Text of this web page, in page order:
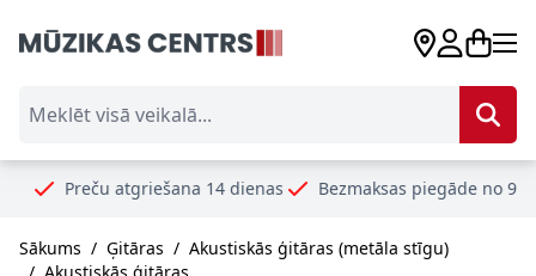
atgriešana 14 dienas Bezmaksas piegāde no 99€ Droši
Sākums / Ģitāras / Akustiskās ģitāras (metāla stīgu)